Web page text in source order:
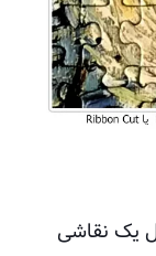
یک نقاشی